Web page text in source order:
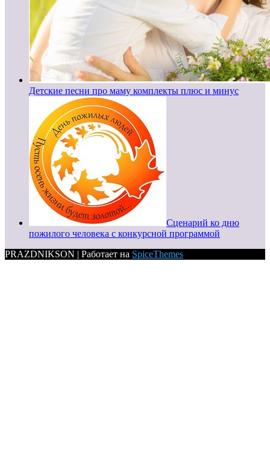
Детские песни про маму комплекты плюс и минус
Сценарий ко дню
пожилого человека с конкурсной программой
PRAZDNIKSON | Работает на SpiceThemes